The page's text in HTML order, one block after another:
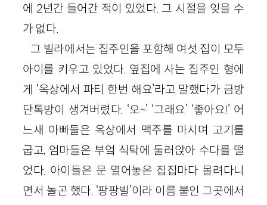
에 2년간 들어간 적이 있었다. 그 시절을 잊을 수
가 없다.
그 빌라에서는 집주인을 포함해 여섯 집이 모두
아이를 키우고 있었다. 옆집에 사는 집주인 형에
게 ‘옥상에서 파티 한번 해요’라고 말했다가 금방
단톡방이 생겨버렸다. ‘오~’ ‘그래요’ ‘좋아요!’ 어
느새 아빠들은 옥상에서 맥주를 마시며 고기를
굽고, 엄마들은 부엌 식탁에 둘러앉아 수다를 떨
었다. 아이들은 문 열어놓은 집집마다 몰려다니
면서 놀곤 했다. ‘팡팡빌’이라 이름 붙인 그곳에서